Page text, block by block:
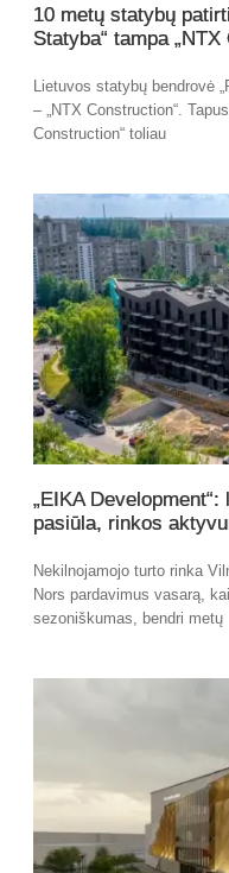
10 metų statybų
Statyba“ tampa „NTX
Lietuvos statybų bendrovė
– „NTX Construction“.
Construction“ toliau
„EIKA
pasiūla, rinkos
Nekilnojamojo turto rinka
Nors pardavimus vasarą,
sezoniškumas, bendri metų